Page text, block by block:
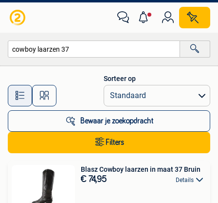
Alle afstanden…
Sorteer op
Bewaar je zoekopdracht
Filters
Blasz Cowboy laarzen in maat 37 Bruin
€ 74,95 Details